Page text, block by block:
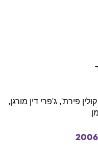
קולין פירת', ג'פרי דין מורגן,
2006